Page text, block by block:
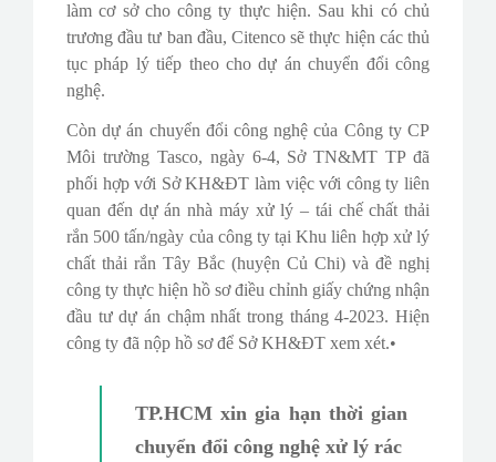
làm cơ sở cho công ty thực hiện. Sau khi có chủ
trương đầu tư ban đầu, Citenco sẽ thực hiện các thủ
tục pháp lý tiếp theo cho dự án chuyển đổi công
nghệ.
Còn dự án chuyển đổi công nghệ của Công ty CP
Môi trường Tasco, ngày 6-4, Sở TN&MT TP đã
phối hợp với Sở KH&ĐT làm việc với công ty liên
quan đến dự án nhà máy xử lý – tái chế chất thải
rắn 500 tấn/ngày của công ty tại Khu liên hợp xử lý
chất thải rắn Tây Bắc (huyện Củ Chi) và đề nghị
công ty thực hiện hồ sơ điều chỉnh giấy chứng nhận
đầu tư dự án chậm nhất trong tháng 4-2023. Hiện
công ty đã nộp hồ sơ để Sở KH&ĐT xem xét.•
TP.HCM xin gia hạn thời gian
chuyển đổi công nghệ xử lý rác